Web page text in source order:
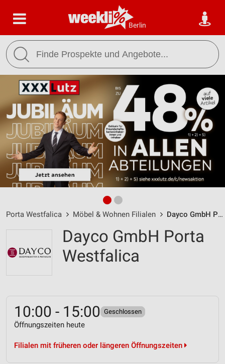
Berlin
Porta Westfalica Möbel & Wohnen Filialen Dayco GmbH Porta Westfalica / Platte Weide 3-5 - Öffnungszeiten & Adresse
Dayco GmbH Porta
Westfalica
10:00 - 15:00 Geschlossen
Öffnungszeiten heute
Filialen mit früheren oder längeren Öffnungszeiten